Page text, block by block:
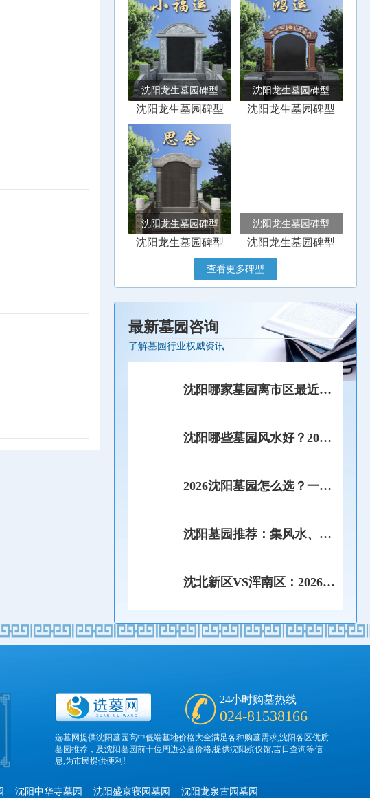
沈阳龙生墓园碑型
沈阳龙生墓园碑型
沈阳龙生墓园碑型
沈阳龙生墓园碑型
沈阳龙生墓园碑型
沈阳龙生墓园碑型
沈阳龙生墓园碑型
沈阳龙生墓园碑型
查看更多碑型
最新墓园咨询
了解墓园行业权威资讯
沈阳哪家墓园离市区最近？
沈阳哪些墓园风水好？2026
2026沈阳墓园怎么选？一篇
沈阳墓园推荐：集风水、性
沈北新区VS浑南区：2026年
24小时购墓热线
024-81538166
选墓网提供沈阳墓园高中低端墓地价格大全满足各种购墓需求,沈阳各区优质
墓园推荐，及沈阳墓园前十位周边公墓价格,提供沈阳殡仪馆,吉日查询等信
息,为市民提供便利!
沈阳中华寺墓园 沈阳盛京寝园墓园 沈阳龙泉古园墓园